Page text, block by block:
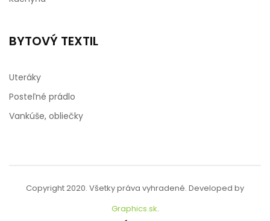
BYTOVÝ TEXTIL
Uteráky
Posteľné prádlo
Vankúše, obliečky
Copyright 2020. Všetky práva vyhradené. Developed by
Graphics.sk.